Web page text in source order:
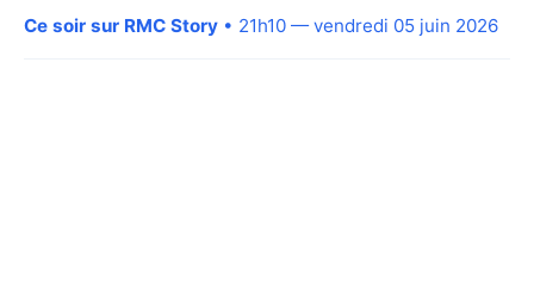
Ce soir sur RMC Story • 21h10 — vendredi 05 juin 2026